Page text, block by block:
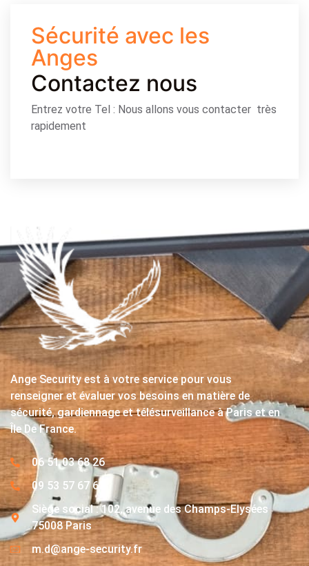
Sécurité avec les
Anges
Contactez nous
Entrez votre Tel : Nous allons vous contacter très
rapidement
Ange Security est à votre service pour vous
renseigner et évaluer vos besoins en matière de
sécurité, gardiennage et télésurveillance à Paris et en
Île De France.
06 51 03 68 26
09 53 57 67 63
Siège social : 102, avenue des Champs-Elysées
75008 Paris
m.d@ange-security.fr